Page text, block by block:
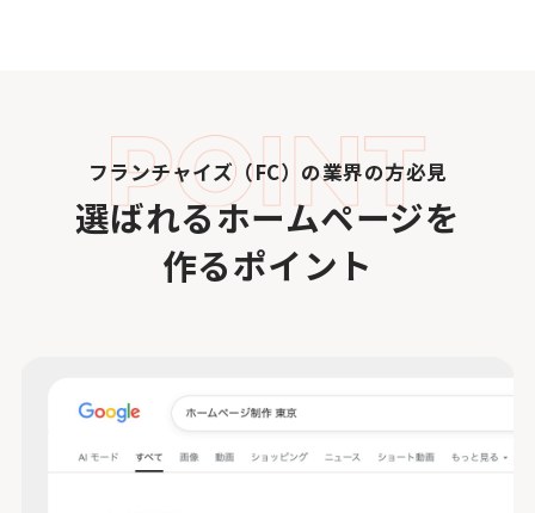
フランチャイズ（FC）の業界の方必見
選ばれるホームページを
作るポイント